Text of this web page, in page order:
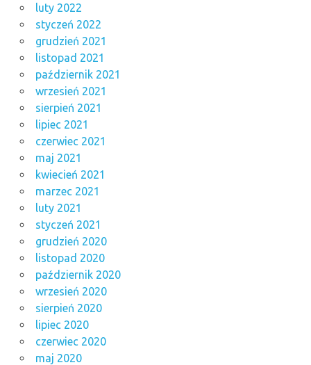
luty 2022
styczeń 2022
grudzień 2021
listopad 2021
październik 2021
wrzesień 2021
sierpień 2021
lipiec 2021
czerwiec 2021
maj 2021
kwiecień 2021
marzec 2021
luty 2021
styczeń 2021
grudzień 2020
listopad 2020
październik 2020
wrzesień 2020
sierpień 2020
lipiec 2020
czerwiec 2020
maj 2020